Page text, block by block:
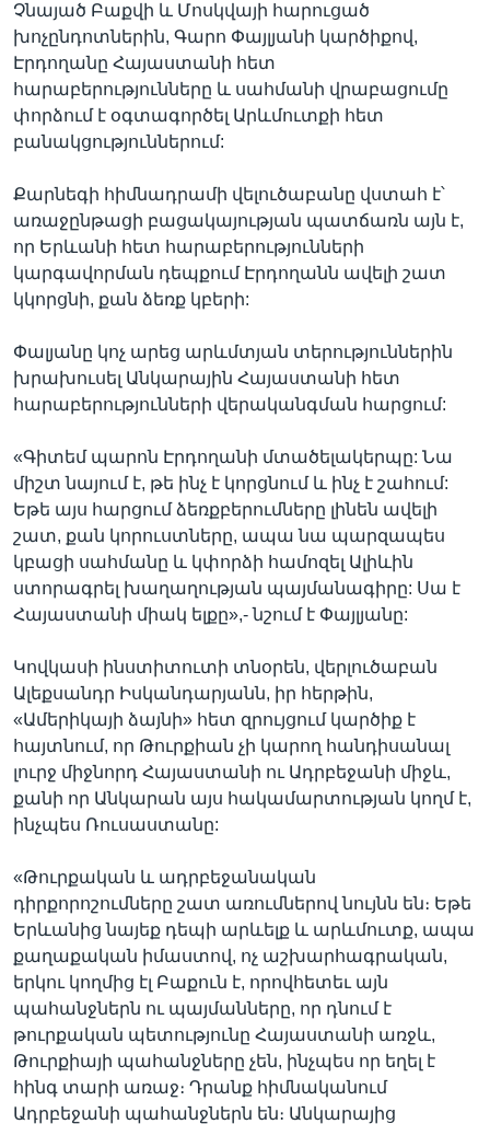
Չնայած Բաքվի և Մոսկվայի հարուցած
խոչընդոտներին, Գարո Փայլյանի կարծիքով,
Էրդողանը Հայաստանի հետ
հարաբերությունները և սահմանի վրաբացումը
փորձում է օգտագործել Արևմուտքի հետ
բանակցություններում:
Քարնեգի հիմնադրամի վելուծաբանը վստահ է՝
առաջընթացի բացակայության պատճառն այն է,
որ Երևանի հետ հարաբերությունների
կարգավորման դեպքում Էրդողանն ավելի շատ
կկորցնի, քան ձեռք կբերի:
Փալյանը կոչ արեց արևմտյան տերություններին
խրախուսել Անկարային Հայաստանի հետ
հարաբերությունների վերականգման հարցում:
«Գիտեմ պարոն Էրդողանի մտածելակերպը: Նա
միշտ նայում է, թե ինչ է կորցնում և ինչ է շահում:
Եթե այս հարցում ձեռքբերումները լինեն ավելի
շատ, քան կորուստները, ապա նա պարզապես
կբացի սահմանը և կփորձի համոզել Ալիևին
ստորագրել խաղաղության պայմանագիրը: Սա է
Հայաստանի միակ ելքը»,- նշում է Փայլյանը:
Կովկասի ինստիտուտի տնօրեն, վերլուծաբան
Ալեքսանդր Իսկանդարյանն, իր հերթին,
«Ամերիկայի ձայնի» հետ զրույցում կարծիք է
հայտնում, որ Թուրքիան չի կարող հանդիսանալ
լուրջ միջնորդ Հայաստանի ու Ադրբեջանի միջև,
քանի որ Անկարան այս հակամարտության կողմ է,
ինչպես Ռուսաստանը:
«Թուրքական և ադրբեջանական
դիրքորոշումները շատ առումներով նույնն են։ Եթե
Երևանից նայեք դեպի արևելք և արևմուտք, ապա
քաղաքական իմաստով, ոչ աշխարհագրական,
երկու կողմից էլ Բաքուն է, որովհետեւ այն
պահանջներն ու պայմանները, որ դնում է
թուրքական պետությունը Հայաստանի առջև,
Թուրքիայի պահանջները չեն, ինչպես որ եղել է
հինգ տարի առաջ։ Դրանք հիմնականում
Ադրբեջանի պահանջներն են։ Անկարայից